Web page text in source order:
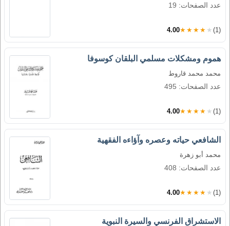
عدد الصفحات: 19
4.00★★★★★ (1)
هموم ومشكلات مسلمي البلقان كوسوفا
محمد محمد قاروط
عدد الصفحات: 495
4.00★★★★★ (1)
الشافعي حياته وعصره وآؤاءه الفقهية
محمد أبو زهرة
عدد الصفحات: 408
4.00★★★★★ (1)
الاستشراق الفرنسي والسيرة النبوية